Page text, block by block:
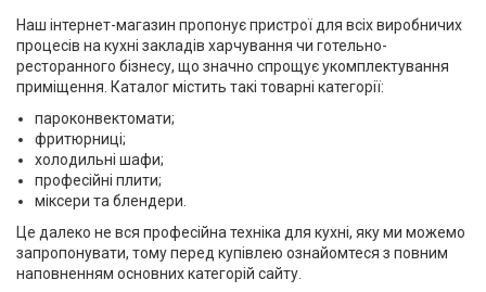
Наш інтернет-магазин пропонує пристрої для всіх виробничих
процесів на кухні закладів харчування чи готельно-
ресторанного бізнесу, що значно спрощує укомплектування
приміщення. Каталог містить такі товарні категорії:
пароконвектомати;
фритюрниці;
холодильні шафи;
професійні плити;
міксери та блендери.
Це далеко не вся професійна техніка для кухні, яку ми можемо
запропонувати, тому перед купівлею ознайомтеся з повним
наповненням основних категорій сайту.